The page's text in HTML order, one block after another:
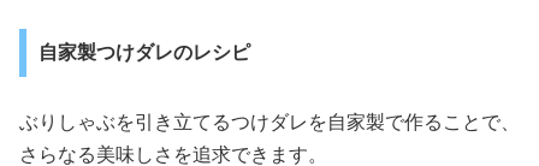
自家製つけダレのレシピ
ぶりしゃぶを引き立てるつけダレを自家製で作ることで、
さらなる美味しさを追求できます。